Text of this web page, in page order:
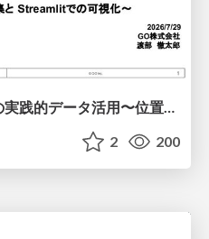
タクシーアプリ『GO』の実践的データ活用〜位置情報データの収集とStreamlitでの可視化〜
2 200